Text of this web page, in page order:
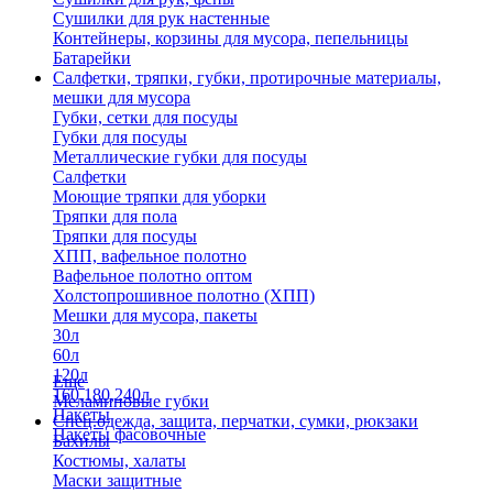
Сушилки для рук настенные
Контейнеры, корзины для мусора, пепельницы
Батарейки
Салфетки, тряпки, губки, протирочные материалы,
мешки для мусора
Губки, сетки для посуды
Губки для посуды
Металлические губки для посуды
Салфетки
Моющие тряпки для уборки
Тряпки для пола
Тряпки для посуды
ХПП, вафельное полотно
Вафельное полотно оптом
Холстопрошивное полотно (ХПП)
Мешки для мусора, пакеты
30л
60л
120л
160,180,240л
Пакеты
Пакеты фасовочные
Еще
Меламиновые губки
Спец.одежда, защита, перчатки, сумки, рюкзаки
Бахилы
Костюмы, халаты
Маски защитные